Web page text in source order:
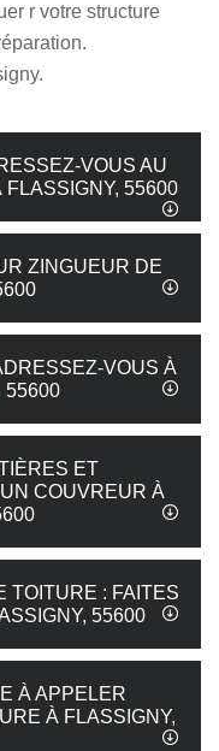
r votre structure
VOUS AU
55600
ZINGUEUR DE
VOUS À
55600
ET
COUVREUR À
TOITURE : FAITES
55600
À APPELER
À FLASSIGNY,